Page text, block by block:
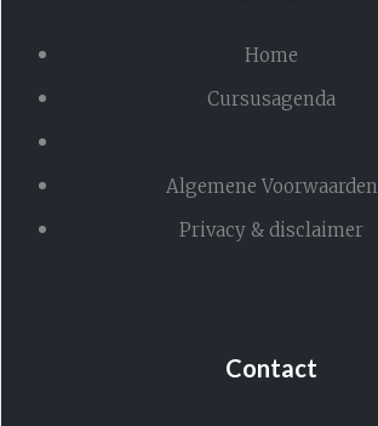
Home
Cursusagenda
Algemene Voorwaarden
Privacy & disclaimer
Contact